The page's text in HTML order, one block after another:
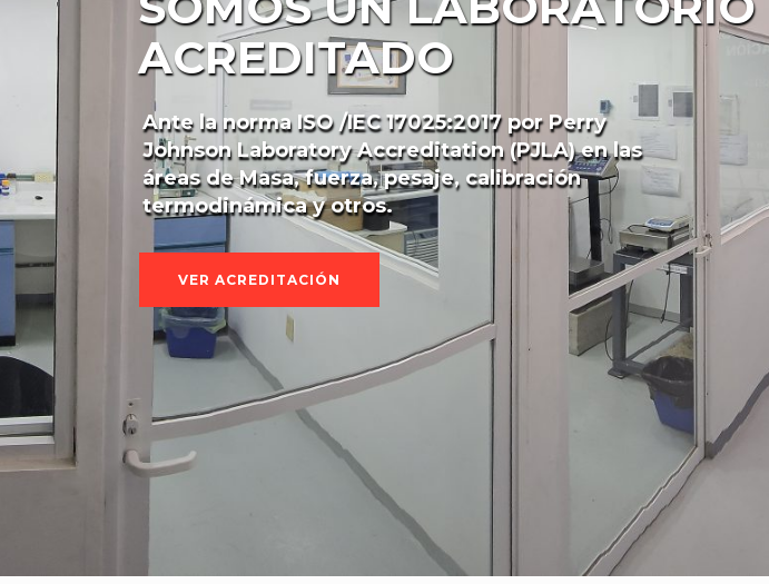
ACREDITADO
Ante la norma ISO /IEC 17025:2017 por Perry
Johnson Laboratory Accreditation (PJLA) en las
áreas de Masa, fuerza, pesaje, calibración
termodinámica y otros.
VER ACREDITACIÓN